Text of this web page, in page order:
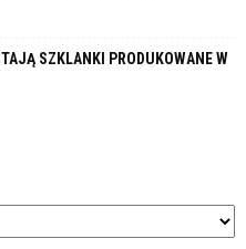
SZKLANKI PRODUKOWANE W